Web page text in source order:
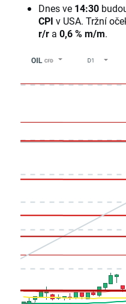
Dnes ve 14:30
CPI v USA. Tržní
r/r a 0,6 % m/m.